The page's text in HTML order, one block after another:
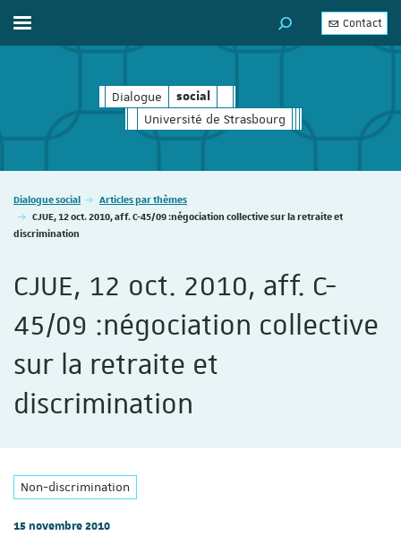
Dialogue social
social
Université de Strasbourg
Afficher / masquer le menu MOTEUR DE
Contact
Vous êtes ici :
Dialogue social
Articles par thèmes
CJUE, 12 oct. 2010, aff. C-45/09 :négociation collective sur la retraite et
discrimination
CJUE, 12 oct. 2010, aff. C-
45/09 :négociation collective
sur la retraite et
discrimination
Non-discrimination
15 novembre 2010